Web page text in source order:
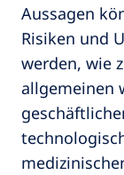
Aussagen
Risiken und
werden, wie
allgemeinen